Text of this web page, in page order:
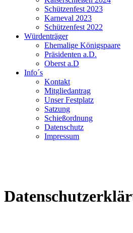
Schützenfest 2023
Karneval 2023
Schützenfest 2022
Würdenträger
Ehemalige Königspaare
Präsidenten a.D.
Oberst a.D
Info´s
Kontakt
Mitgliedantrag
Unser Festplatz
Satzung
Schießordnung
Datenschutz
Impressum